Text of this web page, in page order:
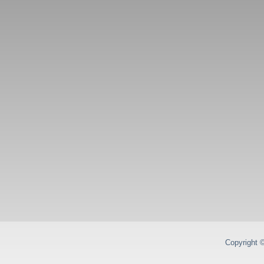
Copyright